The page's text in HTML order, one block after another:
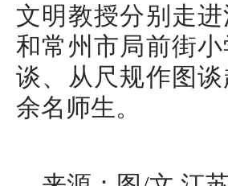
文明教授分别走
和常州市局前街
谈、从尺规作图
余名师生。